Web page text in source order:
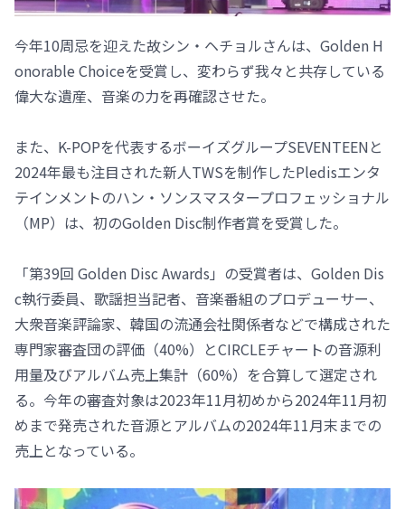
今年10周忌を迎えた故シン・ヘチョルさんは、Golden H
onorable Choiceを受賞し、変わらず我々と共存している
偉大な遺産、音楽の力を再確認させた。
また、K-POPを代表するボーイズグループSEVENTEENと
2024年最も注目された新人TWSを制作したPledisエンタ
テインメントのハン・ソンスマスタープロフェッショナル
（MP）は、初のGolden Disc制作者賞を受賞した。
「第39回 Golden Disc Awards」の受賞者は、Golden Dis
c執行委員、歌謡担当記者、音楽番組のプロデューサー、
大衆音楽評論家、韓国の流通会社関係者などで構成された
専門家審査団の評価（40%）とCIRCLEチャートの音源利
用量及びアルバム売上集計（60%）を合算して選定され
る。今年の審査対象は2023年11月初めから2024年11月初
めまで発売された音源とアルバムの2024年11月末までの
売上となっている。